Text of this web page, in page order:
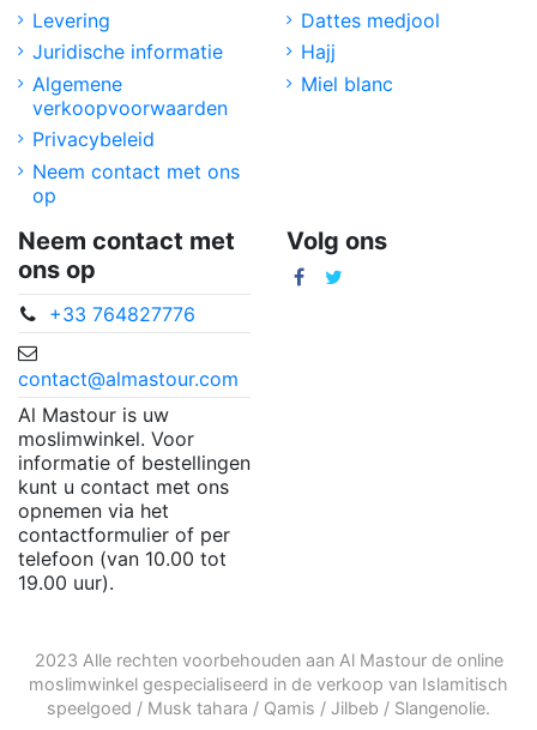
Levering
Juridische informatie
Algemene
verkoopvoorwaarden
Privacybeleid
Neem contact met ons
op
Dattes medjool
Hajj
Miel blanc
Neem contact met
ons op
+33 764827776
contact@almastour.com
Al Mastour is uw
moslimwinkel. Voor
informatie of bestellingen
kunt u contact met ons
opnemen via het
contactformulier of per
telefoon (van 10.00 tot
19.00 uur).
Volg ons
2023 Alle rechten voorbehouden aan Al Mastour de online
moslimwinkel gespecialiseerd in de verkoop van Islamitisch
speelgoed / Musk tahara / Qamis / Jilbeb / Slangenolie.